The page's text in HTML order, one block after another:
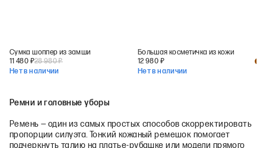
Сумка шоппер из замши
11 480 ₽28 980₽
Нет в наличии
Большая косметичка из кожи
12 980 ₽
Нет в наличии
Ремни и головные уборы
Ремень — один из самых простых способов скорректировать
пропорции силуэта. Тонкий кожаный ремешок помогает
подчеркнуть талию на платье-рубашке или модели прямого